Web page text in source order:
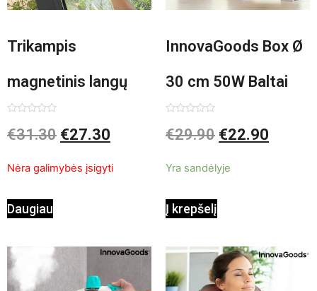
Trikampis
magnetinis langų
valiklis Klinmag
0
iš
€31.30 €27.30
Nėra galimybės įsigyti
Daugiau
InnovaGoods Box Ø
30 cm 50W Baltai
pilkas pastatomas
0
iš
€29.90 €22.90
Yra sandėlyje
Į krepšelį